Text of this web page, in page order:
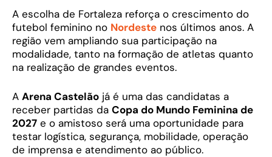
A escolha de Fortaleza reforça o crescimento do
futebol feminino no Nordeste nos últimos anos. A
região vem ampliando sua participação na
modalidade, tanto na formação de atletas quanto
na realização de grandes eventos.
A Arena Castelão já é uma das candidatas a
receber partidas da Copa do Mundo Feminina de
2027 e o amistoso será uma oportunidade para
testar logística, segurança, mobilidade, operação
de imprensa e atendimento ao público.